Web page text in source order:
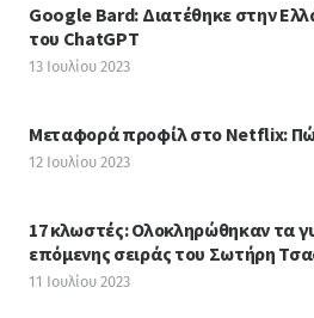
Google Bard: Διατέθηκε στην
του ChatGPT
13 Ιουλίου 2023
Μεταφορά προφίλ στο Netflix:
12 Ιουλίου 2023
17 κλωστές: Ολοκληρώθηκαν τα
επόμενης σειράς του Σωτήρη
11 Ιουλίου 2023